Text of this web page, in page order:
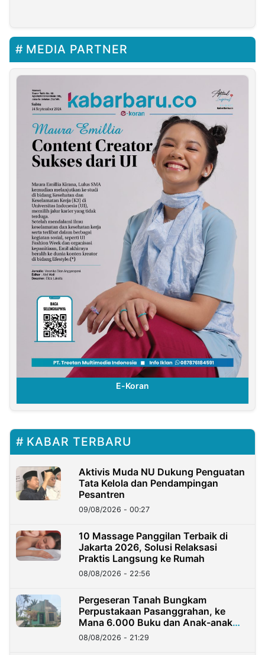
MEDIA PARTNER
E-Koran
KABAR TERBARU
Aktivis Muda NU Dukung Penguatan
Tata Kelola dan Pendampingan
Pesantren
09/08/2026 - 00:27
10 Massage Panggilan Terbaik di
Jakarta 2026, Solusi Relaksasi
Praktis Langsung ke Rumah
08/08/2026 - 22:56
Pergeseran Tanah Bungkam
Perpustakaan Pasanggrahan, ke
Mana 6.000 Buku dan Anak-anak
Kini?
08/08/2026 - 21:29